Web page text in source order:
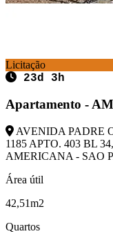
Licitação
23d 3h
Apartamento -
AVENIDA PADRE
1185 APTO. 403 BL
AMERICANA - SAO
Área útil
42,51m2
Quartos